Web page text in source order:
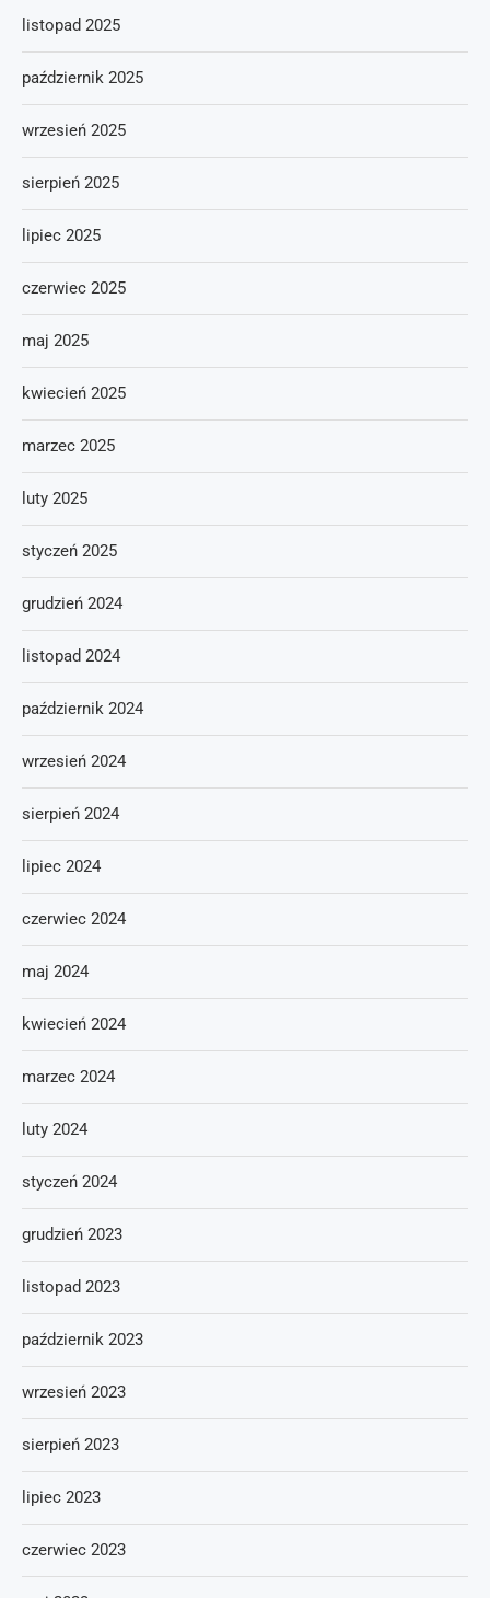
listopad 2025
październik 2025
wrzesień 2025
sierpień 2025
lipiec 2025
czerwiec 2025
maj 2025
kwiecień 2025
marzec 2025
luty 2025
styczeń 2025
grudzień 2024
listopad 2024
październik 2024
wrzesień 2024
sierpień 2024
lipiec 2024
czerwiec 2024
maj 2024
kwiecień 2024
marzec 2024
luty 2024
styczeń 2024
grudzień 2023
listopad 2023
październik 2023
wrzesień 2023
sierpień 2023
lipiec 2023
czerwiec 2023